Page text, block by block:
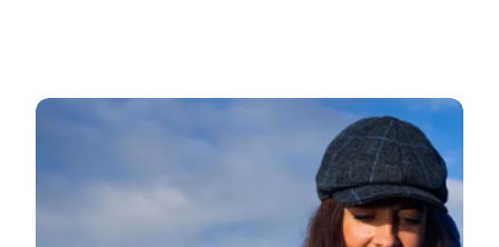
Put & Take Fiskesøer